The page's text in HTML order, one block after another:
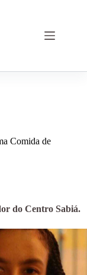
Comida de
do Centro Sabiá.